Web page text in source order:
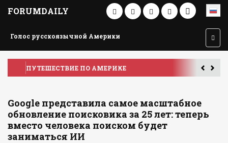
FORUMDAILY
Голос русскоязычной Америки
ПУТЕШЕСТВИЕ ПО АМЕРИКЕ
Google представила самое масштабное
обновление поисковика за 25 лет: теперь
вместо человека поиском будет
заниматься ИИ